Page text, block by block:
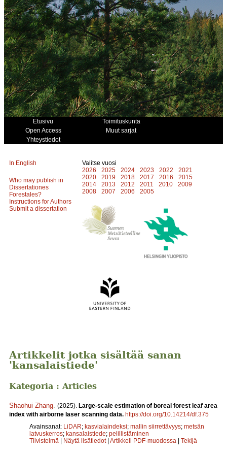
Etusivu
Toimituskunta
Open Access
Muut sarjat
Yhteystiedot
In English
Who may publish in
Dissertationes
Forestales?
Instructions for Authors
Submit a dissertation
Valitse vuosi
2026
2025 2024 2023 2022
2021
2020
2019 2018 2017 2016
2015
2014
2013 2012 2011 2010
2009
2008
2007 2006 2005
Artikkelit jotka sisältää sanan
'kansalaistiede'
Kategoria : Articles
Shaohui Zhang (2025). Large-scale estimation of boreal forest leaf area
index with airborne laser scanning data. https://doi.org/10.14214/df.375
Avainsanat: LiDAR; kasvialaindeksi; mallin siirrettävyys; metsän
latvuskerros; kansalaistiede; pelillistäminen
Tiivistelmä | Näytä lisätiedot | Artikkeli PDF-muodossa | Tekijä